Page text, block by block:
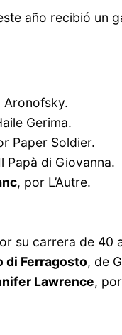
año recibió un
Aronofsky.
Gerima.
Paper Soldier.
Papà di Giovanna.
, por L’Autre.
su carrera de 40
di Ferragosto, de
Lawrence,